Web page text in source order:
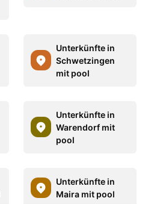
Unterkünfte in
Schwetzingen
mit pool
Unterkünfte in
Warendorf mit
pool
Unterkünfte in
Maira mit pool